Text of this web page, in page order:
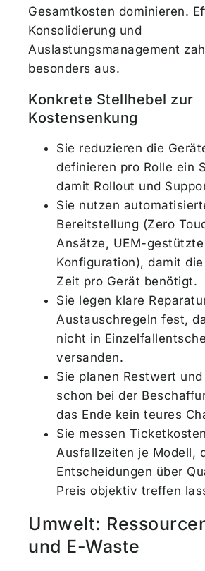
Gesamtkosten dominieren.
Konsolidierung und
Auslastungsmanagement
besonders aus.
Konkrete Stellhebel zur
Kostensenkung
Sie reduzieren die
definieren pro Rolle ein
damit Rollout und
Sie nutzen
Bereitstellung (Zero
Ansätze, UEM-gestützte
Konfiguration), damit
Zeit pro Gerät benötigt.
Sie legen klare
Austauschregeln fest,
nicht in
versanden.
Sie planen Restwert
schon bei der
das Ende kein teures
Sie messen
Ausfallzeiten je Modell,
Entscheidungen über
Preis objektiv treffen
Umwelt:
und E-Waste